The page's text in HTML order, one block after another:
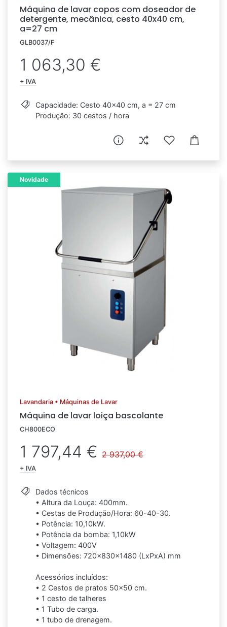
Máquina de lavar copos com doseador de
detergente, mecânica, cesto 40x40 cm,
a=27 cm
GLB0037/F
1 063,30 €
+ IVA
Capacidade: Cesto 40x40 cm, a = 27 cm
Produção: 30 cestos / hora
Novidade
Lavandaria • Máquinas de Lavar
Máquina de lavar loiça bascolante
CH800ECO
1 797,44 € 2 937,00 €
+ IVA
Dados técnicos
• Altura da Louça: 400mm.
• Cestas de Produção/Hora: 60-40-30.
• Potência: 10,10kW.
• Potência da bomba: 1,10kW
• Voltagem: 400V
• Dimensões: 720x830x1480 (LxPxA) mm
Acessórios incluídos:
• 2 Cestos de pratos 50x50 cm.
• 1 cesto de talheres
• 1 Tubo de carga.
• 1 tubo de drenagem.